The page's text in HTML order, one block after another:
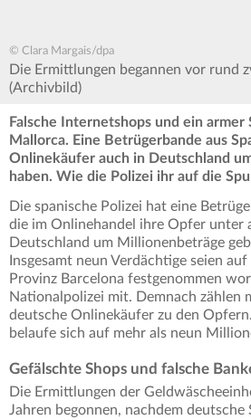
© Clara Margais/dpa
Die Ermittlungen begannen vor rund
(Archivbild)
Falsche Internetshops und ein armer
Mallorca. Eine Betrügerbande aus
Onlinekäufer auch in Deutschland
haben. Wie die Polizei ihr auf die
Die spanische Polizei hat eine
die im Onlinehandel ihre Opfer unter
Deutschland um Millionenbeträge
Insgesamt neun Verdächtige seien
Provinz Barcelona festgenommen
Nationalpolizei mit. Demnach zählen
deutsche Onlinekäufer zu den
belaufe sich auf mehr als neun
Gefälschte Shops und falsche
Die Ermittlungen der
Jahren begonnen, nachdem